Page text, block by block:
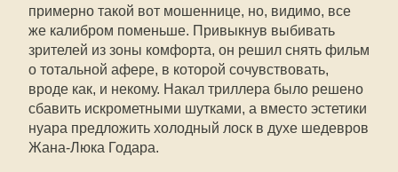
примерно такой вот мошеннице, но, видимо, все
же калибром поменьше. Привыкнув выбивать
зрителей из зоны комфорта, он решил снять фильм
о тотальной афере, в которой сочувствовать,
вроде как, и некому. Накал триллера было решено
сбавить искрометными шутками, а вместо эстетики
нуара предложить холодный лоск в духе шедевров
Жана-Люка Годара.